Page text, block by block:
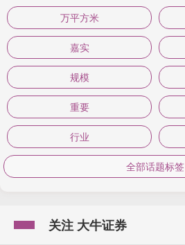
万平方米
嘉实
规模
重要
行业
全部话题标签
关注 大牛证券